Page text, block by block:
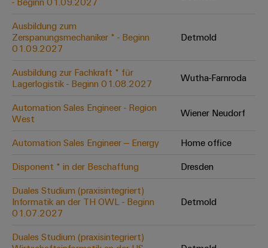
Moderne
und
digitale
für
klimafreundliche
im
Schiffbau
Verbindungslösungen
die
maritime
Industrie
Wasseraufbereitung
&
PCB
Services
Equipment
(OEM)
Access
&
Services
Industrial
Platform
easyConnect
Werkstatt
&
neues
Distribution
Ausbildung zum
Zerspanungsmechaniker * - Beginn
01.09.2027
Detmold
Ausbildung zur Fachkraft * für
Lagerlogistik - Beginn 01.08.2027
Wutha-Farnroda
Automation Sales Engineer - Region
West
Wiener Neudorf
Automation Sales Engineer – Energy
Home office
Disponent * in der Beschaffung
Dresden
Duales Studium (praxisintegriert)
Informatik an der TH OWL - Beginn
01.07.2027
Detmold
Duales Studium (praxisintegriert)